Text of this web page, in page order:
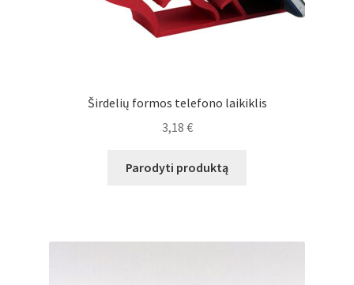
Širdelių formos telefono laikiklis
3,18 €
Parodyti produktą